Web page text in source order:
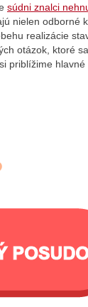
súdni znalci
nielen odborné
realizácie
otázok, ktoré
priblížime hlavné